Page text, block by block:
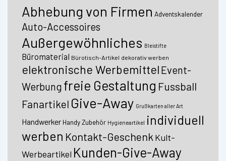
Abhebung von Firmen Adventskalender
Auto-Accessoires
Außergewöhnliches Bleistifte
Büromaterial Bürotisch-Artikel dekorativ werben
elektronische Werbemittel Event-
Werbung freie Gestaltung Fussball
Fanartikel Give-Away Grußkarten aller Art
Handwerker Handy Zubehör Hygieneartikel individuell
werben Kontakt-Geschenk Kult-
Werbeartikel Kunden-Give-Away